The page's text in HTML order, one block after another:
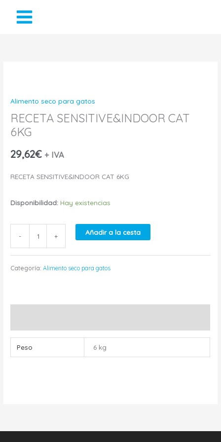
Alimento seco para gatos
RECETA SENSITIVE&INDOOR CAT
6KG
29,62€ + IVA
RECETA SENSITIVE&INDOOR CAT 6KG
Disponibilidad: Hay existencias
-
CAT
6KG
cantidad
+ Añadir a la cesta
Categoría:Alimento seco para gatos
Peso 6 kg